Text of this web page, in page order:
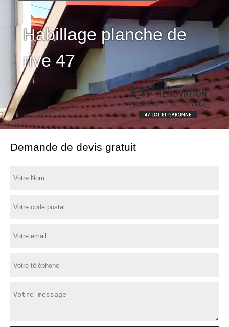
Habillage planche de
rive 47
Demande de devis gratuit